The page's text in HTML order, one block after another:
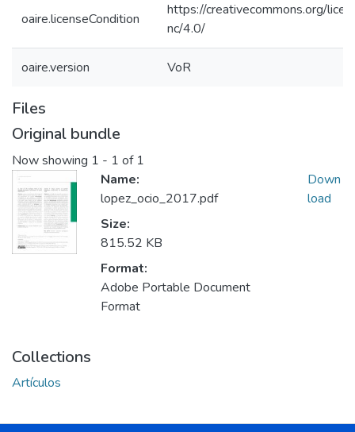
oaire.licenseCondition
https://creativecommons.org/
nc/4.0/
oaire.version VoR
Files
Original bundle
Now showing 1 - 1 of 1
Name:
lopez_ocio_2017.pdf
Size:
815.52 KB
Format:
Adobe Portable Document
Format
Down
load
Collections
Artículos